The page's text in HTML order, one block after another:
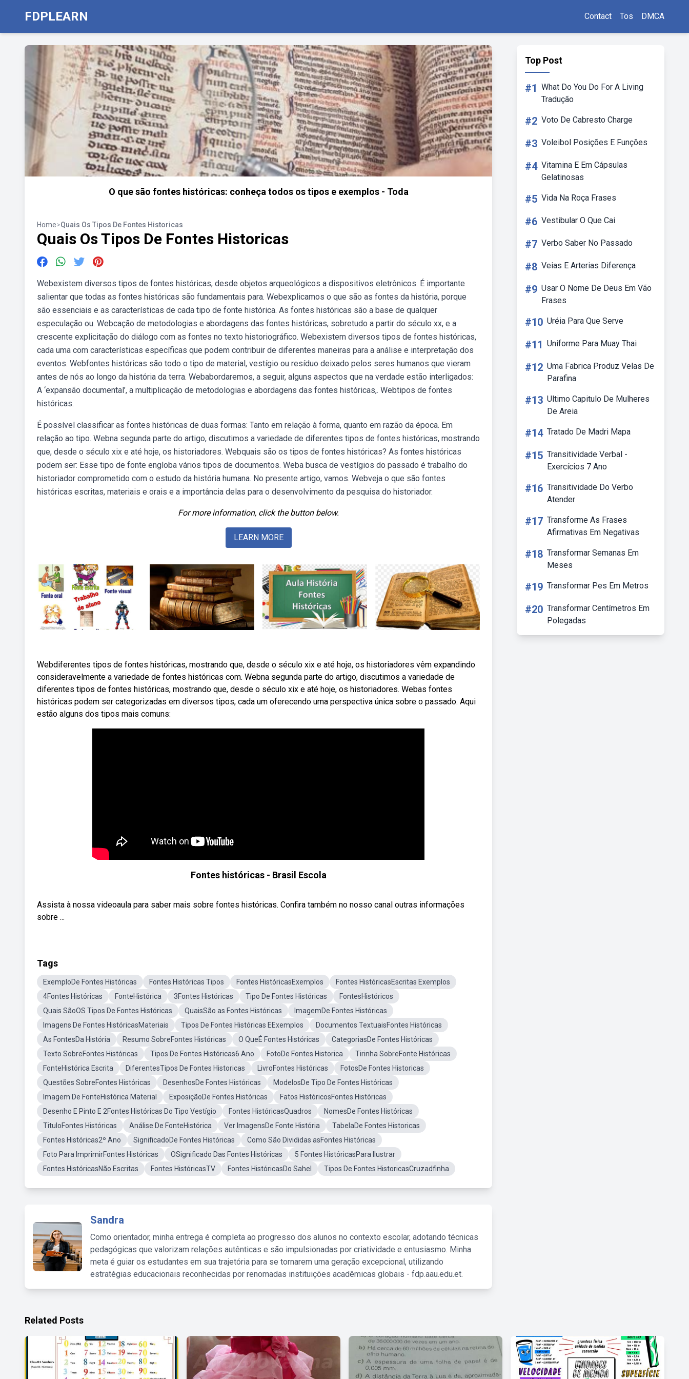
FDPLEARN Contact Tos DMCA
O que são fontes históricas: conheça todos os tipos e exemplos - Toda
Home>Quais Os Tipos De Fontes Historicas
Quais Os Tipos De Fontes Historicas
Webexistem diversos tipos de fontes históricas, desde objetos arqueológicos a dispositivos eletrônicos. É importante
salientar que todas as fontes históricas são fundamentais para. Webexplicamos o que são as fontes da história, porque
são essenciais e as características de cada tipo de fonte histórica. As fontes históricas são a base de qualquer
especulação ou. Webcação de metodologias e abordagens das fontes históricas, sobretudo a partir do século xx, e a
crescente explicitação do diálogo com as fontes no texto historiográfico. Webexistem diversos tipos de fontes históricas,
cada uma com características específicas que podem contribuir de diferentes maneiras para a análise e interpretação dos
eventos. Webfontes históricas são todo o tipo de material, vestígio ou resíduo deixado pelos seres humanos que vieram
antes de nós ao longo da história da terra. Webabordaremos, a seguir, alguns aspectos que na verdade estão interligados:
A ‘expansão documental’, a multiplicação de metodologias e abordagens das fontes históricas,. Webtipos de fontes
históricas.
É possível classificar as fontes históricas de duas formas: Tanto em relação à forma, quanto em razão da época. Em
relação ao tipo. Webna segunda parte do artigo, discutimos a variedade de diferentes tipos de fontes históricas, mostrando
que, desde o século xix e até hoje, os historiadores. Webquais são os tipos de fontes históricas? As fontes históricas
podem ser: Esse tipo de fonte engloba vários tipos de documentos. Weba busca de vestígios do passado é trabalho do
historiador comprometido com o estudo da história humana. No presente artigo, vamos. Webveja o que são fontes
históricas escritas, materiais e orais e a importância delas para o desenvolvimento da pesquisa do historiador.
For more information, click the button below.
LEARN MORE
Webdiferentes tipos de fontes históricas, mostrando que, desde o século xix e até hoje, os historiadores vêm expandindo
consideravelmente a variedade de fontes históricas com. Webna segunda parte do artigo, discutimos a variedade de
diferentes tipos de fontes históricas, mostrando que, desde o século xix e até hoje, os historiadores. Webas fontes
históricas podem ser categorizadas em diversos tipos, cada um oferecendo uma perspectiva única sobre o passado. Aqui
estão alguns dos tipos mais comuns:
Fontes históricas - Brasil Escola
Assista à nossa videoaula para saber mais sobre fontes históricas. Confira também no nosso canal outras informações
sobre ...
Tags
ExemploDe Fontes Históricas Fontes Históricas Tipos Fontes HistóricasExemplos
Fontes HistóricasEscritas Exemplos
4Fontes Históricas
FonteHistórica 3Fontes Históricas Tipo De Fontes Históricas
FontesHistóricos
Quais SãoOS Tipos De Fontes Históricas
QuaisSão as Fontes Históricas
ImagemDe Fontes Históricas
Imagens De Fontes HistóricasMateriais
Tipos De Fontes Históricas EExemplos
Documentos TextuaisFontes Históricas
As FontesDa História
Resumo SobreFontes Históricas O QueÉ Fontes Históricas
CategoriasDe Fontes Históricas
Texto SobreFontes Históricas
Tipos De Fontes Históricas6 Ano FotoDe Fontes Historica
Tirinha SobreFonte Históricas
FonteHistórica Escrita
DiferentesTipos De Fontes Historicas LivroFontes Históricas
FotosDe Fontes Historicas
Questões SobreFontes Históricas
DesenhosDe Fontes Históricas
ModelosDe Tipo De Fontes Históricas
Imagem De FonteHistórica Material
ExposiçãoDe Fontes Históricas
Fatos HistóricosFontes Históricas
Desenho E Pinto E 2Fontes Históricas Do Tipo Vestígio
Fontes HistóricasQuadros
NomesDe Fontes Históricas
TituloFontes Históricas
Análise De FonteHistórica Ver ImagensDe Fonte História
TabelaDe Fontes Historicas
Fontes Históricas2º Ano
SignificadoDe Fontes Históricas
Como São Divididas asFontes Históricas
Foto Para ImprimirFontes Históricas
OSignificado Das Fontes Históricas
5 Fontes HistóricasPara Ilustrar
Fontes HistóricasNão Escritas
Fontes HistóricasTV Fontes HistóricasDo Sahel Tipos De Fontes HistoricasCruzadfinha
Sandra
Como orientador, minha entrega é completa ao progresso dos alunos no contexto escolar, adotando técnicas
pedagógicas que valorizam relações autênticas e são impulsionadas por criatividade e entusiasmo. Minha
meta é guiar os estudantes em sua trajetória para se tornarem uma geração excepcional, utilizando
estratégias educacionais reconhecidas por renomadas instituições acadêmicas globais - fdp.aau.edu.et.
Top Post
#1 What Do You Do For A Living
Tradução
#2 Voto De Cabresto Charge
#3 Voleibol Posições E Funções
#4 Vitamina E Em Cápsulas
Gelatinosas
#5 Vida Na Roça Frases
#6 Vestibular O Que Cai
#7 Verbo Saber No Passado
#8 Veias E Arterias Diferença
#9 Usar O Nome De Deus Em Vão
Frases
#10 Uréia Para Que Serve
#11 Uniforme Para Muay Thai
#12 Uma Fabrica Produz Velas De
Parafina
#13 Ultimo Capitulo De Mulheres
De Areia
#14 Tratado De Madri Mapa
#15 Transitividade Verbal -
Exercícios 7 Ano
#16 Transitividade Do Verbo
Atender
#17 Transforme As Frases
Afirmativas Em Negativas
#18 Transformar Semanas Em
Meses
#19 Transformar Pes Em Metros
#20 Transformar Centímetros Em
Polegadas
Related Posts